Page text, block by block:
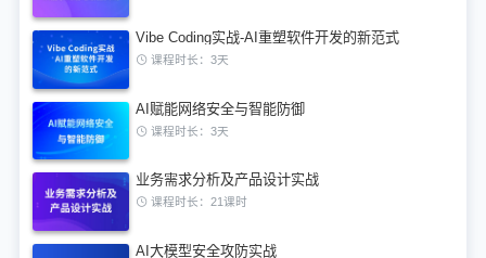
Vibe Coding实战-AI重塑软件开发的新范式
课程时长：3天
AI赋能网络安全与智能防御
课程时长：3天
业务需求分析及产品设计实战
课程时长：21课时
AI大模型安全攻防实战